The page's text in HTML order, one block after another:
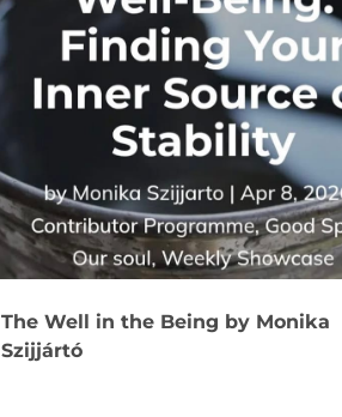
The Well in the Being by Monika
Szijjártó